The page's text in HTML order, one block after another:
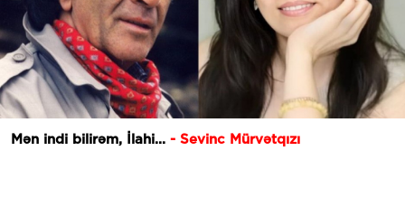
Mən indi bilirəm, İlahi... - Sevinc Mürvətqızı